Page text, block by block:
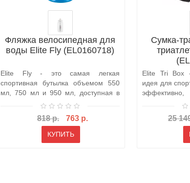
Фляжка велосипедная для
воды Elite Fly (EL0160718)
Elite Fly - это самая легкая
спортивная бутылка объемом 550
мл, 750 мл и 950 мл, доступная в
818 р. 763 р.
КУПИТЬ
Сумка-
Elite Tri Box
идея для
25